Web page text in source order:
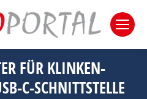
FÜR KLINKEN-
C-SCHNITTSTELLE